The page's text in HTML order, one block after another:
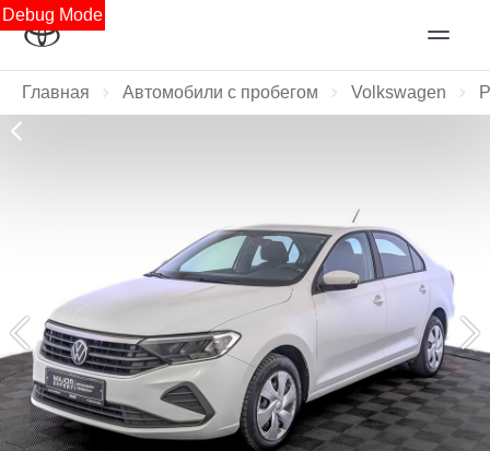
Debug Mode
Главная Автомобили с пробегом Volkswagen